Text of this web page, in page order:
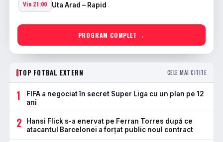
Vin 21:00 Uta Arad – Rapid
PROGRAM COMPLET →
TOP FOTBAL EXTERN CELE MAI CITITE
1
FIFA a negociat în secret Super Liga cu un plan pe 12
ani
2
Hansi Flick s-a enervat pe Ferran Torres după ce
atacantul Barcelonei a forțat public noul contract